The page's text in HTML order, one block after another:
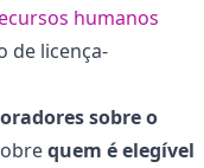
humanos
de licença-
sobre o
quem é elegível